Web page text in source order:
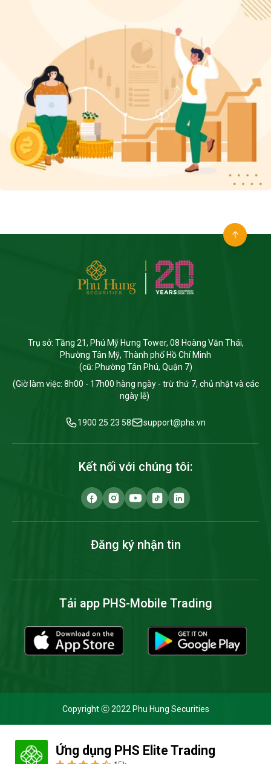
Cookie và chính sách bảo mật
Trụ sở: Tầng 21, Phú Mỹ Hưng Tower, 08 Hoàng Văn Thái,
Phường Tân Mỹ, Thành phố Hồ Chí Minh
(cũ: Phường Tân Phú, Quận 7)
(Giờ làm việc: 8h00 - 17h00 hàng ngày - trừ thứ 7, chủ nhật và các
ngày lễ)
1900 25 23 58 support@phs.vn
Kết nối với chúng tôi:
Đăng ký nhận tin
Tải app PHS-Mobile Trading
Copyright ⓒ 2022 Phu Hung Securities
Ứng dụng PHS Elite Trading